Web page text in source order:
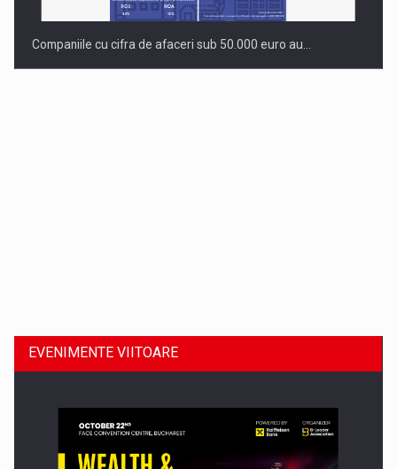
Companiile cu cifra de afaceri sub 50.000 euro au…
EVENIMENTE VIITOARE